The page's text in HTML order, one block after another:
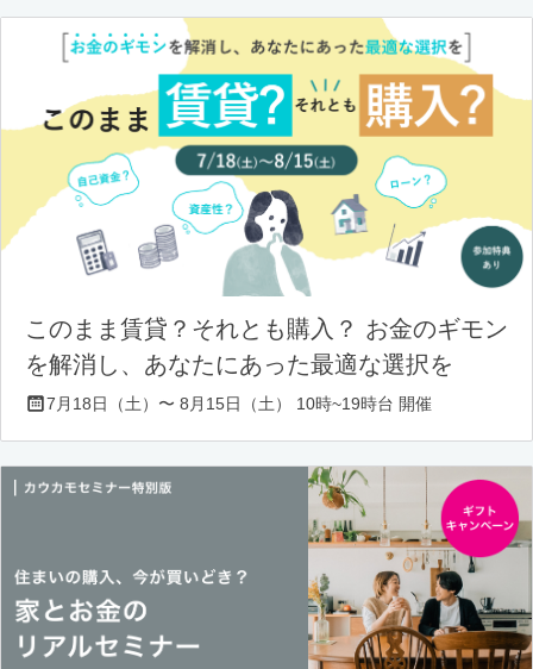
このまま賃貸？それとも購入？ お金のギモン
を解消し、あなたにあった最適な選択を
7月18日（土）〜 8月15日（土） 10時~19時台 開催